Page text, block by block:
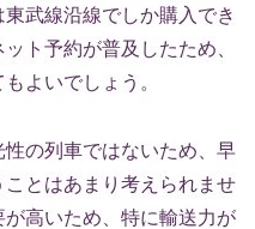
武線沿線でしか購入でき
ト予約が普及したため、
よいでしょう。
の列車ではないため、早
とはあまり考えられませ
高いため、特に輸送力が